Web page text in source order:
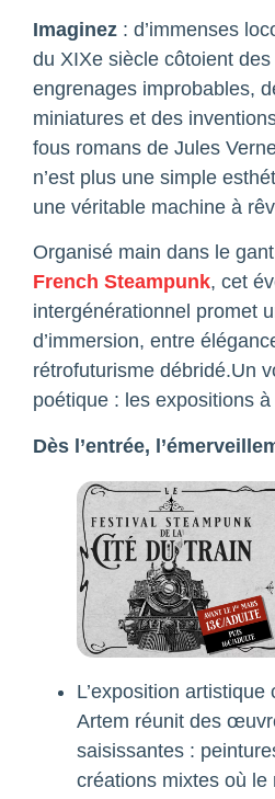
Imaginez : d’immenses
du XIXe siècle côtoient
engrenages improbables,
miniatures et des
fous romans de Jules
n’est plus une simple
une véritable machine à
Organisé main dans le
French Steampunk, cet
intergénérationnel promet
d’immersion, entre
rétrofuturisme débridé.Un
poétique : les expositions
Dès l’entrée,
L’exposition artistique
Artem réunit des
saisissantes :
créations mixtes où le